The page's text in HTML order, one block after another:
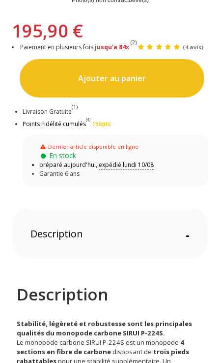
195,90 €
Paiement en plusieurs fois jusqu'a 84x
(2)
(4 avis)
Ajouter au panier
Livraison Gratuite
(1)
Points Fidélité cumulés
(3)
196pts
Dernier article disponible en ligne
En stock
préparé aujourd'hui, expédié lundi 10/08
Garantie 6 ans
Description -
Description
Stabilité, légèreté et robustesse sont les principales
qualités du monopode carbone SIRUI P-224S.
Le monopode carbone SIRUI P-224S est un monopode 4
sections en fibre de carbone disposant de trois pieds